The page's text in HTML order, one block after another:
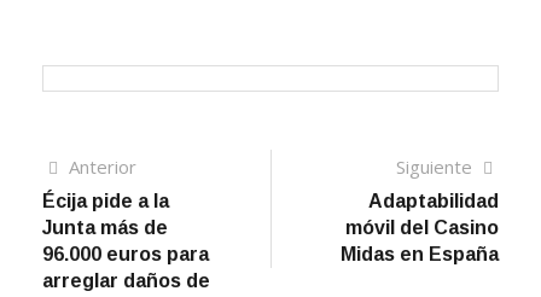
Navegación
de
entradas
AnteriorArtículo
anterior
Écija pide a la
Junta más de
96.000 euros para
arreglar daños de
Siguiente
Adaptabilidad
móvil del Casino
Midas en España